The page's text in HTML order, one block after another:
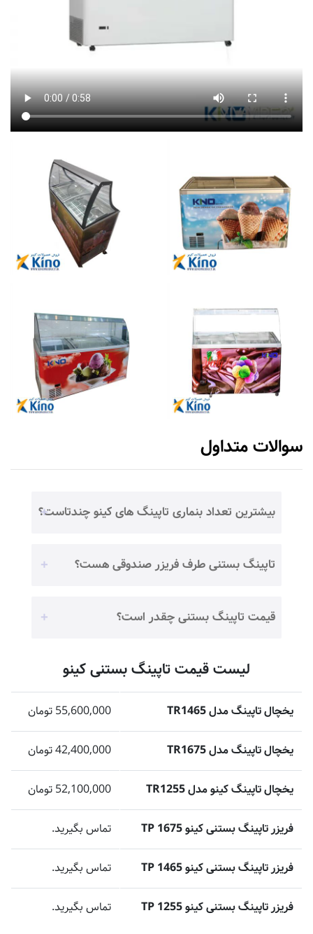
سوالات متداول
بیشترین تعداد بنماری تاپینگ های کینو چندتاست؟
تاپینگ بستنی طرف فریزر صندوقی هست؟
قیمت تاپینگ بستنی چقدر است؟
لیست قیمت تاپینگ بستنی کینو
یخچال تاپینگ مدل TR1465 55,600,000 تومان
یخچال تاپینگ مدل TR1675 42,400,000 تومان
یخچال تاپینگ کینو مدل TR1255 52,100,000 تومان
فریزر تاپینگ بستنی کینو TP 1675 تماس بگیرید.
فریزر تاپینگ بستنی کینو TP 1465 تماس بگیرید.
فریزر تاپینگ بستنی کینو TP 1255 تماس بگیرید.